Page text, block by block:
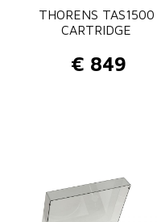
THORENS TAS1500
CARTRIDGE
€ 849